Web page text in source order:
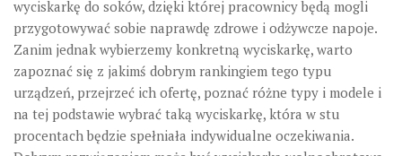
wyciskarkę do soków, dzięki której pracownicy będą mogli
przygotowywać sobie naprawdę zdrowe i odżywcze napoje.
Zanim jednak wybierzemy konkretną wyciskarkę, warto
zapoznać się z jakimś dobrym rankingiem tego typu
urządzeń, przejrzeć ich ofertę, poznać różne typy i modele i
na tej podstawie wybrać taką wyciskarkę, która w stu
procentach będzie spełniała indywidualne oczekiwania.